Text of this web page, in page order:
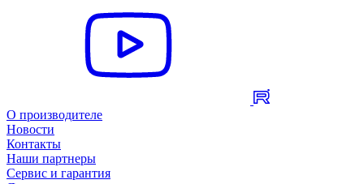
О производителе
Новости
Контакты
Наши партнеры
Сервис и гарантия